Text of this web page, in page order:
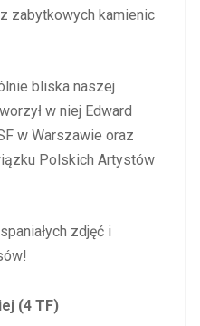
zabytkowych kamienic
bliska naszej
w niej Edward
w Warszawie oraz
Polskich Artystów
zdjęć i
(4 TF)